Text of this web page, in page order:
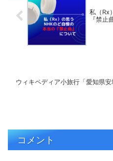
私（Rx
『禁止
ウィキペディア小旅行「愛知県安
コメント